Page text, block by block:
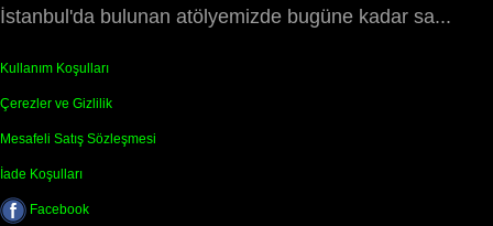
İstanbul'da bulunan atölyemizde bugüne kadar sa...
Kullanım Koşulları
Çerezler ve Gizlilik
Mesafeli Satış Sözleşmesi
İade Koşulları
Facebook